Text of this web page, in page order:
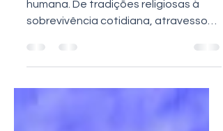
Por séculos, o jejum fez parte da vida
humana. De tradições religiosas à
No entanto, apenas nos últimos anos